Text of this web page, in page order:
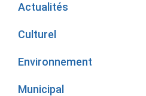
Actualités
Culturel
Environnement
Municipal